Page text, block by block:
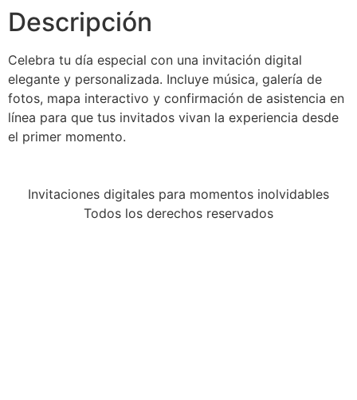
Descripción
Celebra tu día especial con una invitación digital
elegante y personalizada. Incluye música, galería de
fotos, mapa interactivo y confirmación de asistencia en
línea para que tus invitados vivan la experiencia desde
el primer momento.
Invitaciones digitales para momentos inolvidables
Todos los derechos reservados